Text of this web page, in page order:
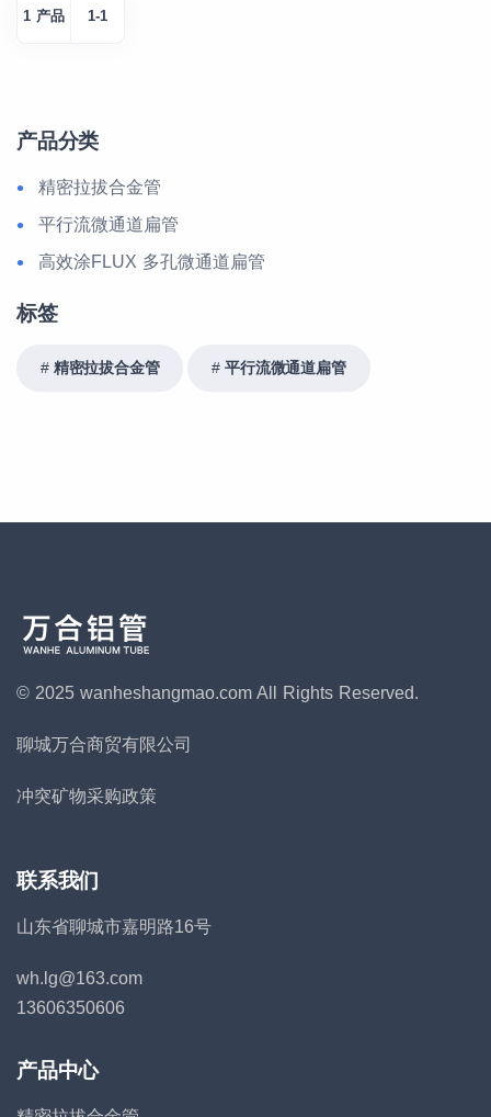
1 产品 1-1
产品分类
精密拉拔合金管
平行流微通道扁管
高效涂FLUX 多孔微通道扁管
标签
精密拉拔合金管 平行流微通道扁管
© 2025 wanheshangmao.com All Rights Reserved.
聊城万合商贸有限公司
冲突矿物采购政策
联系我们
山东省聊城市嘉明路16号
wh.lg@163.com
13606350606
产品中心